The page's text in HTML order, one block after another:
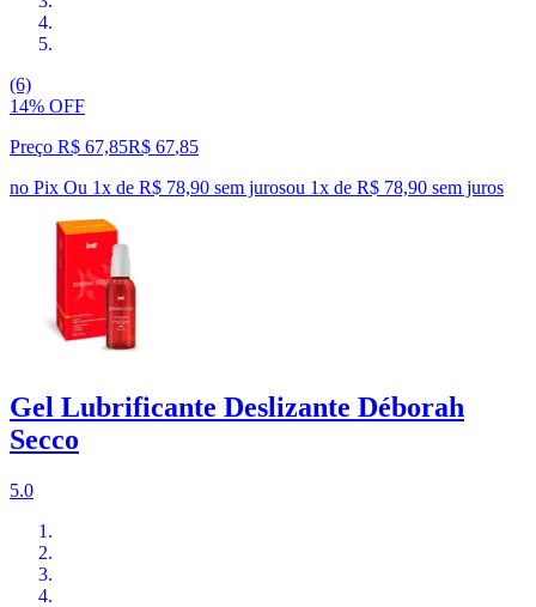
(6)
14% OFF
Preço R$ 67,85R$ 67,85
no Pix Ou 1x de R$ 78,90 sem jurosou 1x de R$ 78,90 sem juros
Gel Lubrificante Deslizante Déborah
Secco
5.0